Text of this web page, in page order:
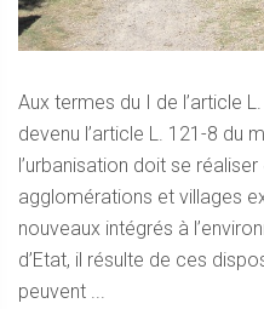
Aux termes du I de l’article
devenu l’article L. 121-8 du
l’urbanisation doit se
agglomérations et villages
nouveaux intégrés à
d’Etat, il résulte de ces
peuvent ...